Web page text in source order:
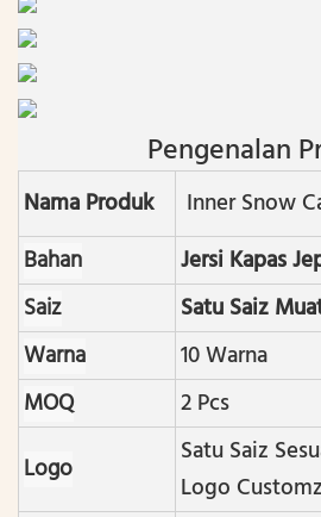
Pengenalan
Nama Produk
Inner Snow
Bahan
Jersi Kapas
Saiz
Satu Saiz
Warna
10 Warna
MOQ
2 Pcs
Logo
Satu Saiz
Logo